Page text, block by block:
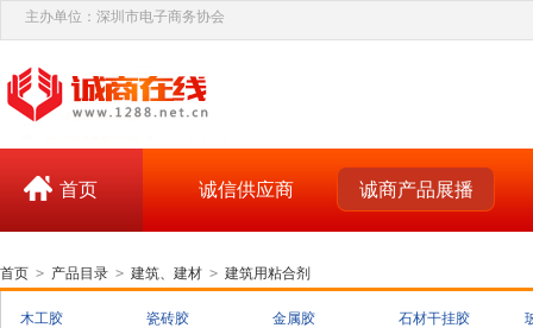
主办单位：深圳市电子商务协会
首页 诚信供应商 诚商产品展播
首页 > 产品目录 > 建筑、建材 > 建筑用粘合剂
木工胶 瓷砖胶 金属胶 石材干挂胶